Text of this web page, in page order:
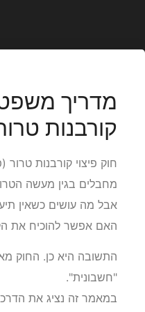
מדריך
קורבנות
מחבלים בגין מעשה
אבל מה עושים כשאין
האם אפשר להוכיח את
התשובה היא כן. החוק
"חשבונית".
במאמר זה נציג את